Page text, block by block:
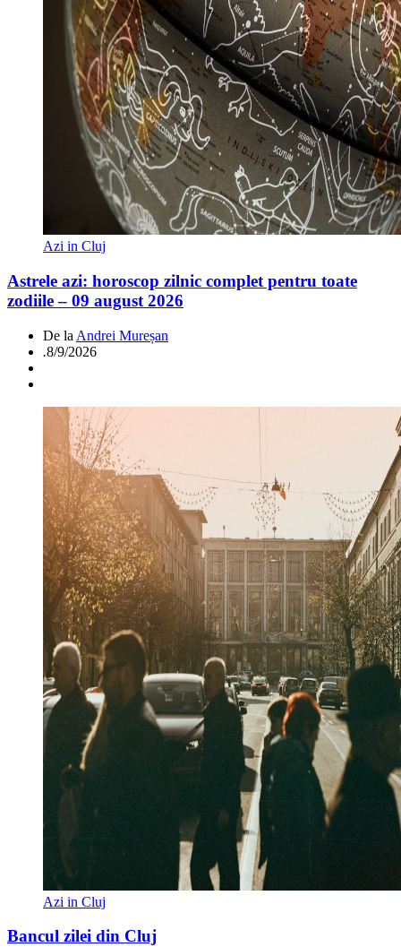
Azi in Cluj
Astrele azi: horoscop zilnic complet pentru toate
zodiile – 09 august 2026
De la Andrei Mureșan
.8/9/2026
Azi in Cluj
Bancul zilei din Cluj